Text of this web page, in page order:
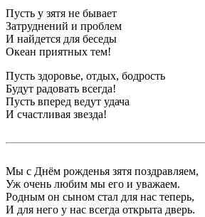
Пусть у зятя не бывает
Затруднений и проблем
И найдется для беседы
Океан приятных тем!
Пусть здоровье, отдых, бодрость
Будут радовать всегда!
Пусть вперед ведут удача
И счастливая звезда!
Мы с Днём рожденья зятя поздравляем,
Уж очень любим мы его и уважаем.
Родным он сыном стал для нас теперь,
И для него у нас всегда открыта дверь.